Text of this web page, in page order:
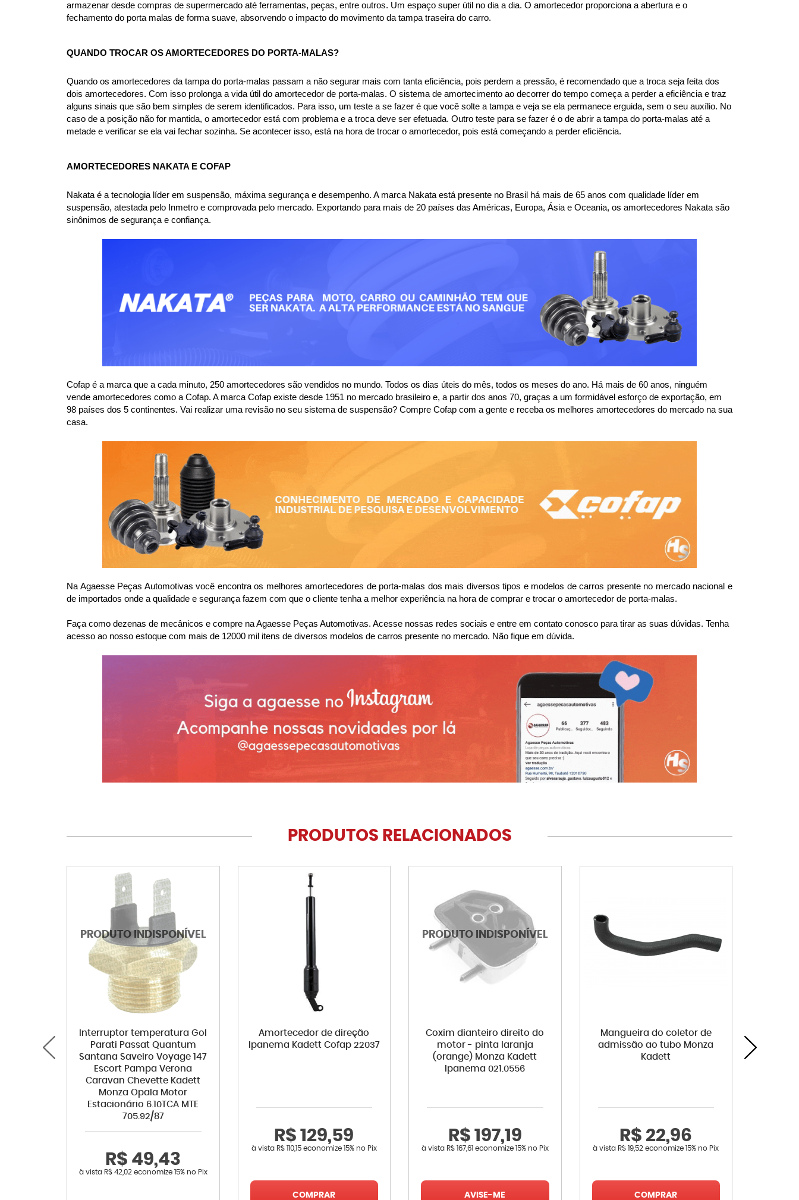
armazenar desde compras de supermercado até ferramentas, peças, entre outros. Um espaço super útil no dia a dia. O amortecedor proporciona a abertura e o
fechamento do porta malas de forma suave, absorvendo o impacto do movimento da tampa traseira do carro.
QUANDO TROCAR OS AMORTECEDORES DO PORTA-MALAS?
Quando os amortecedores da tampa do porta-malas passam a não segurar mais com tanta eficiência, pois perdem a pressão, é recomendado que a troca seja feita dos
dois amortecedores. Com isso prolonga a vida útil do amortecedor de porta-malas. O sistema de amortecimento ao decorrer do tempo começa a perder a eficiência e traz
alguns sinais que são bem simples de serem identificados. Para isso, um teste a se fazer é que você solte a tampa e veja se ela permanece erguida, sem o seu auxílio. No
caso de a posição não for mantida, o amortecedor está com problema e a troca deve ser efetuada. Outro teste para se fazer é o de abrir a tampa do porta-malas até a
metade e verificar se ela vai fechar sozinha. Se acontecer isso, está na hora de trocar o amortecedor, pois está começando a perder eficiência.
AMORTECEDORES NAKATA E COFAP
Nakata é a tecnologia líder em suspensão, máxima segurança e desempenho. A marca Nakata está presente no Brasil há mais de 65 anos com qualidade líder em
suspensão, atestada pelo Inmetro e comprovada pelo mercado. Exportando para mais de 20 países das Américas, Europa, Ásia e Oceania, os amortecedores Nakata são
sinônimos de segurança e confiança.
Cofap é a marca que a cada minuto, 250 amortecedores são vendidos no mundo. Todos os dias úteis do mês, todos os meses do ano. Há mais de 60 anos, ninguém
vende amortecedores como a Cofap. A marca Cofap existe desde 1951 no mercado brasileiro e, a partir dos anos 70, graças a um formidável esforço de exportação, em
98 países dos 5 continentes. Vai realizar uma revisão no seu sistema de suspensão? Compre Cofap com a gente e receba os melhores amortecedores do mercado na sua
casa.
Na Agaesse Peças Automotivas você encontra os melhores amortecedores de porta-malas dos mais diversos tipos e modelos de carros presente no mercado nacional e
de importados onde a qualidade e segurança fazem com que o cliente tenha a melhor experiência na hora de comprar e trocar o amortecedor de porta-malas.
Faça como dezenas de mecânicos e compre na Agaesse Peças Automotivas. Acesse nossas redes sociais e entre em contato conosco para tirar as suas dúvidas. Tenha
acesso ao nosso estoque com mais de 12000 mil itens de diversos modelos de carros presente no mercado. Não fique em dúvida.
PRODUTOS RELACIONADOS
Interruptor temperatura Gol
Parati Passat Quantum
Santana Saveiro Voyage 147
Escort Pampa Verona
Caravan Chevette Kadett
Monza Opala Motor
Estacionário 6.10TCA MTE
705.92/87
R$ 49,43
à vista R$ 42,02 economize 15% no Pix
Amortecedor de direção
Ipanema Kadett Cofap 22037
R$ 129,59
à vista R$ 110,15economize 15% no Pix
COMPRAR
Coxim dianteiro direito do
motor - pinta laranja
(orange) Monza Kadett
Ipanema 021.0556
R$ 197,19
à vista R$ 167,61 economize 15% no Pix
AVISE-ME
Mangueira do coletor de
admissão ao tubo Monza
Kadett
R$ 22,96
à vista R$ 19,52 economize15% no Pix
COMPRAR